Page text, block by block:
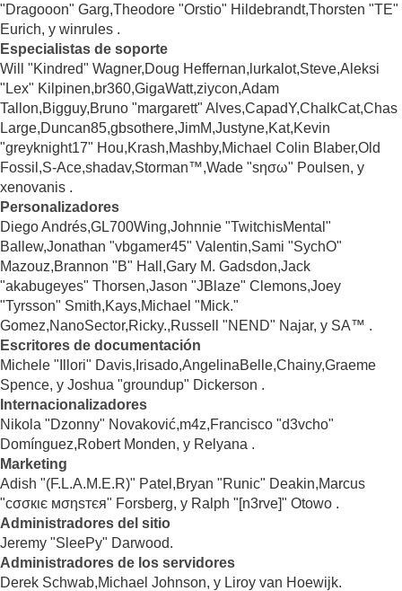
"Dragooon" Garg,Theodore "Orstio" Hildebrandt,Thorsten "TE"
Eurich, y winrules .
Especialistas de soporte
Will "Kindred" Wagner,Doug Heffernan,lurkalot,Steve,Aleksi
"Lex" Kilpinen,br360,GigaWatt,ziycon,Adam
Tallon,Bigguy,Bruno "margarett" Alves,CapadY,ChalkCat,Chas
Large,Duncan85,gbsothere,JimM,Justyne,Kat,Kevin
"greyknight17" Hou,Krash,Mashby,Michael Colin Blaber,Old
Fossil,S-Ace,shadav,Storman™,Wade "sησω" Poulsen, y
xenovanis .
Personalizadores
Diego Andrés,GL700Wing,Johnnie "TwitchisMental"
Ballew,Jonathan "vbgamer45" Valentin,Sami "SychO"
Mazouz,Brannon "B" Hall,Gary M. Gadsdon,Jack
"akabugeyes" Thorsen,Jason "JBlaze" Clemons,Joey
"Tyrsson" Smith,Kays,Michael "Mick."
Gomez,NanoSector,Ricky.,Russell "NEND" Najar, y SA™ .
Escritores de documentación
Michele "Illori" Davis,Irisado,AngelinaBelle,Chainy,Graeme
Spence, y Joshua "groundup" Dickerson .
Internacionalizadores
Nikola "Dzonny" Novaković,m4z,Francisco "d3vcho"
Domínguez,Robert Monden, y Relyana .
Marketing
Adish "(F.L.A.M.E.R)" Patel,Bryan "Runic" Deakin,Marcus
"cσσкιє мσηѕтєя" Forsberg, y Ralph "[n3rve]" Otowo .
Administradores del sitio
Jeremy "SleePy" Darwood.
Administradores de los servidores
Derek Schwab,Michael Johnson, y Liroy van Hoewijk.